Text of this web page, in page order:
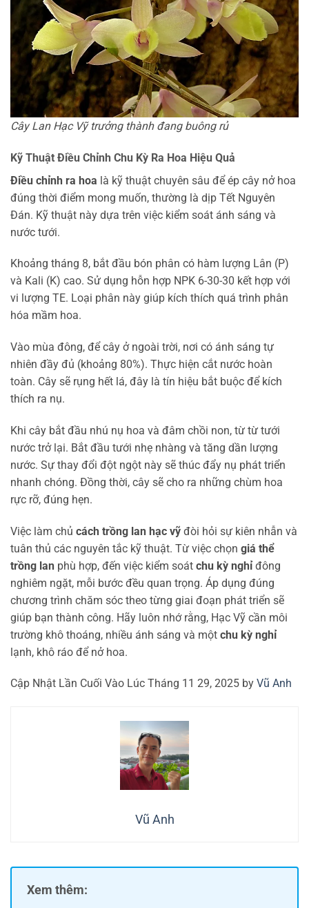
Cây Lan Hạc Vỹ trưởng thành đang buông rủ
Kỹ Thuật Điều Chỉnh Chu Kỳ Ra Hoa Hiệu Quả
Điều chỉnh ra hoa là kỹ thuật chuyên sâu để ép cây nở hoa
đúng thời điểm mong muốn, thường là dịp Tết Nguyên
Đán. Kỹ thuật này dựa trên việc kiểm soát ánh sáng và
nước tưới.
Khoảng tháng 8, bắt đầu bón phân có hàm lượng Lân (P)
và Kali (K) cao. Sử dụng hỗn hợp NPK 6-30-30 kết hợp với
vi lượng TE. Loại phân này giúp kích thích quá trình phân
hóa mầm hoa.
Vào mùa đông, để cây ở ngoài trời, nơi có ánh sáng tự
nhiên đầy đủ (khoảng 80%). Thực hiện cắt nước hoàn
toàn. Cây sẽ rụng hết lá, đây là tín hiệu bắt buộc để kích
thích ra nụ.
Khi cây bắt đầu nhú nụ hoa và đâm chồi non, từ từ tưới
nước trở lại. Bắt đầu tưới nhẹ nhàng và tăng dần lượng
nước. Sự thay đổi đột ngột này sẽ thúc đẩy nụ phát triển
nhanh chóng. Đồng thời, cây sẽ cho ra những chùm hoa
rực rỡ, đúng hẹn.
Việc làm chủ cách trồng lan hạc vỹ đòi hỏi sự kiên nhẫn và
tuân thủ các nguyên tắc kỹ thuật. Từ việc chọn giá thể
trồng lan phù hợp, đến việc kiểm soát chu kỳ nghỉ đông
nghiêm ngặt, mỗi bước đều quan trọng. Áp dụng đúng
chương trình chăm sóc theo từng giai đoạn phát triển sẽ
giúp bạn thành công. Hãy luôn nhớ rằng, Hạc Vỹ cần môi
trường khô thoáng, nhiều ánh sáng và một chu kỳ nghỉ
lạnh, khô ráo để nở hoa.
Cập Nhật Lần Cuối Vào Lúc Tháng 11 29, 2025 by Vũ Anh
Vũ Anh
Xem thêm: